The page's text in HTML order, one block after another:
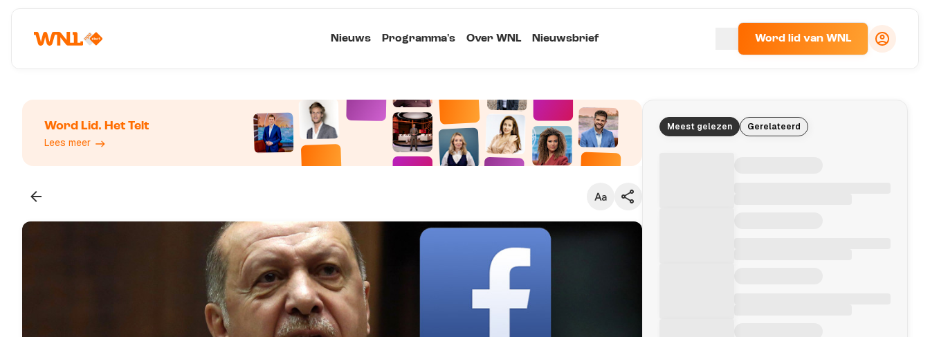
Nieuws Programma's Over WNL Nieuwsbrief Word lid van WNL
Word Lid. Het Telt
Lees meer
Meest gelezen Gerelateerd